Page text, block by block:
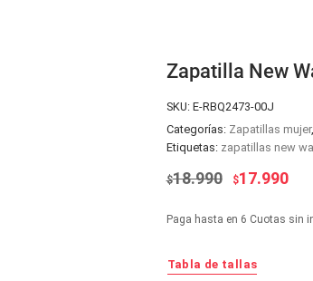
Zapatilla New
SKU: E-RBQ2473-00J
Categorías: Zapatillas mujer,
Etiquetas: zapatillas new
$18.990 El
original
$17.990El
Paga hasta en 6 Cuotas sin
Tabla de tallas